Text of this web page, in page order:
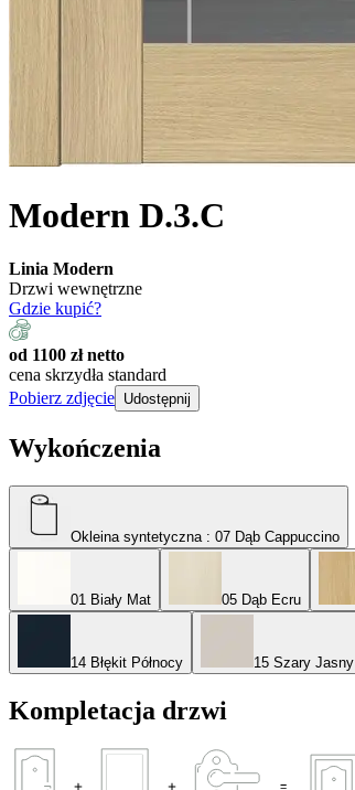
Modern D.3.C
Linia Modern
Drzwi wewnętrzne
Gdzie kupić?
od 1100 zł netto
cena skrzydła standard
Pobierz zdjęcie Udostępnij
Wykończenia
Okleina syntetyczna : 07 Dąb Cappuccino
01 Biały Mat 05 Dąb Ecru
14 Błękit Północy 15 Szary Jasny
Kompletacja drzwi